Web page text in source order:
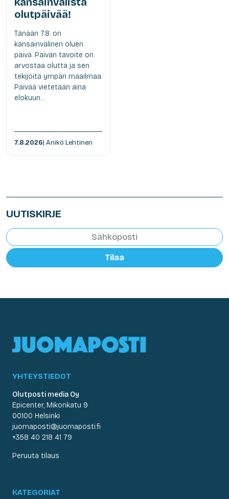
olutpäivää!
Tänään 7.8. on
kansainvälinen oluen
päivä. Päivän tavoite on
arvostaa olutta ja sen
tekijöitä ympäri maailmaa.
Päivää vietetään aina
elokuun...
7.8.2026| Anikó Lehtinen
UUTISKIRJE
Tilaa
YHTEYSTIEDOT
Olutposti media Oy
Epicenter, Mikonkatu 9
00100 Helsinki
juomaposti@juomaposti.fi
+358 40 218 41 79
Peruuta tilaus
KATEGORIAT